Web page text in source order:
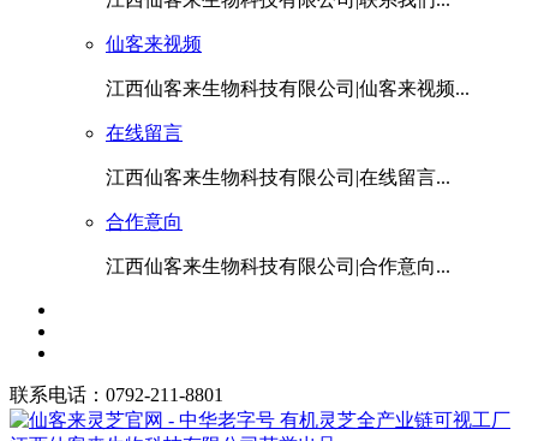
仙客来视频
江西仙客来生物科技有限公司|仙客来视频...
在线留言
江西仙客来生物科技有限公司|在线留言...
合作意向
江西仙客来生物科技有限公司|合作意向...
联系电话：0792-211-8801